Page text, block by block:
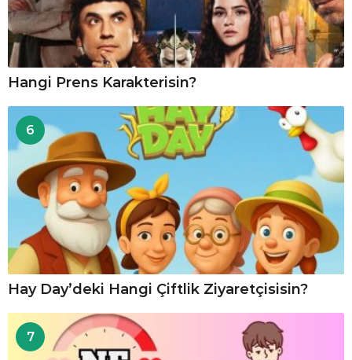
Hangi Prens Karakterisin?
6
Hay Day’deki Hangi Çiftlik Ziyaretçisisin?
7